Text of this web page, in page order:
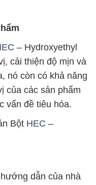
– Hydroxyethyl
cải thiện độ mịn và
nó còn có khả năng
của các sản phẩm
vấn đề tiêu hóa.
Bột HEC –
dẫn của nhà